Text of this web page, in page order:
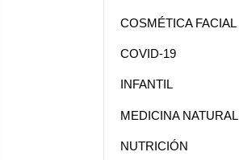
COSMÉTICA FACIAL
COVID-19
INFANTIL
MEDICINA NATURAL
NUTRICIÓN